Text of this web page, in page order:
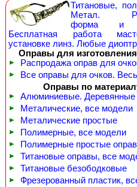
Титановые,
Метал.
форма и
Бесплатная работа
установке линз. Любые
Оправы для
► Распродажа оправ для
►
Все оправы для очков.
Оправы по
► Алюминиевые. Деревянные
► Металические, все модели
► Металические простые
► Полимерные, все модели
► Полимерные простые
► Титановые оправы, все
► Титановые безободковые
► Фрезерованный пластик,